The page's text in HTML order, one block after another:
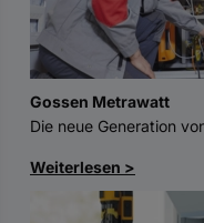
Gossen Metrawatt
Die neue Generation
Weiterlesen >